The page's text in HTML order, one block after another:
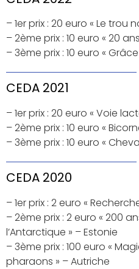
– 1er prix : 20 euro « Le trou
– 2ème prix : 10 euro « 20
– 3ème prix : 10 euro «
CEDA 2021
– 1er prix : 20 euro « Voie
– 2ème prix : 10 euro «
– 3ème prix : 10 euro «
CEDA 2020
– 1er prix : 2 euro «
– 2ème prix : 2 euro « 200
l’Antarctique » – Estonie
– 3ème prix : 100 euro «
pharaons » – Autriche